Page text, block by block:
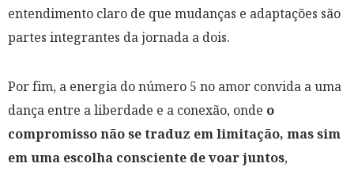
entendimento claro de que mudanças e adaptações são
partes integrantes da jornada a dois.
Por fim, a energia do número 5 no amor convida a uma
dança entre a liberdade e a conexão, onde o
compromisso não se traduz em limitação, mas sim
em uma escolha consciente de voar juntos,